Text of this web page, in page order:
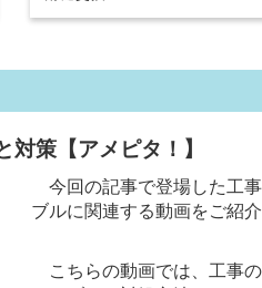
策【アメピタ！】
今回の記事で登場した工
ブルに関連する動画をご紹
こちらの動画では、工事